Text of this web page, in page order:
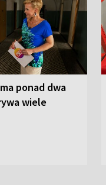
ponad dwa
wiele